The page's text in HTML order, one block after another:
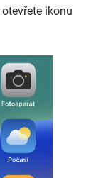
otevřete ikonu